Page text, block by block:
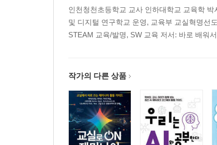
인천청천초등학교 교사 인하대학교 교육학
및 디지털 연구학교 운영, 교육부 교실혁명선
STEAM 교육/발명, SW 교육 저서: 바로 배워
작가의 다른 상품